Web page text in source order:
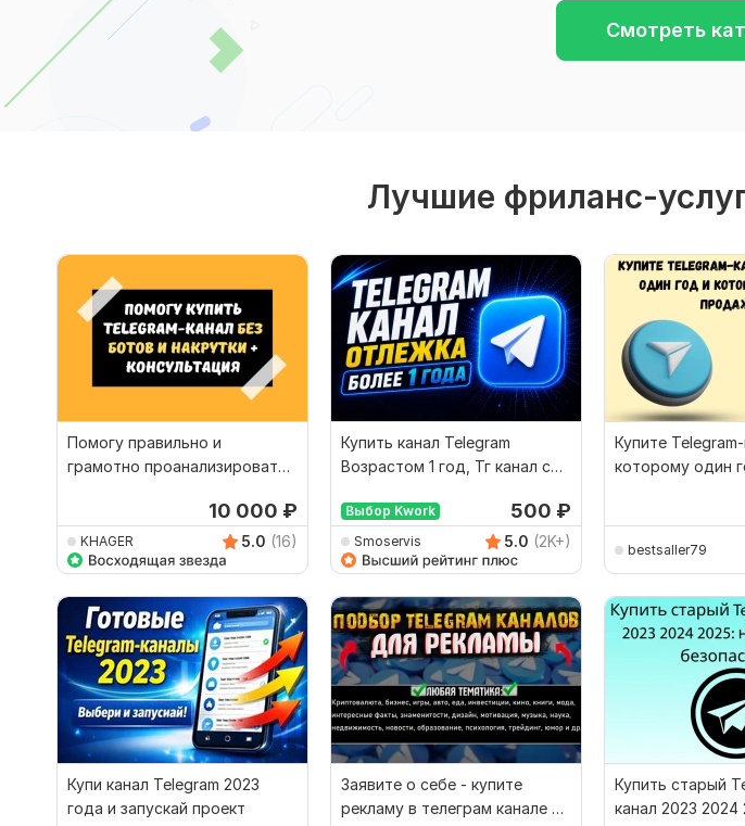
Смотреть
Лучшие фриланс-
Помогу правильно и
грамотно проанализировать
10 000 ₽
KHAGER 5.0 (16)
Купить канал Telegram
Возрастом 1 год, Тг канал с
Выбор Kwork 500 ₽
Smoservis 5.0 (2K+)
Купите Telegram-
которому один
bestsaller79
Купи канал Telegram 2023
года и запускай проект
Заявите о себе - купите
рекламу в телеграм канале с
Купить старый
канал 2023 2024